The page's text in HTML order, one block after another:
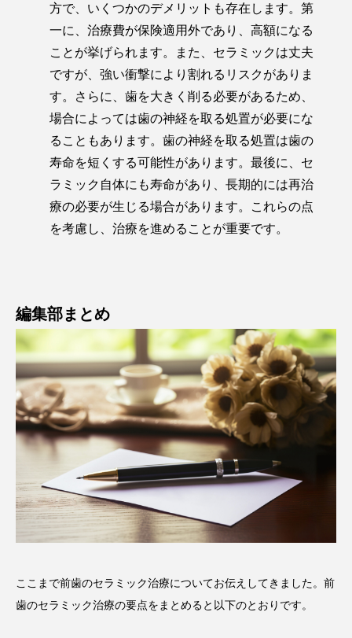
方で、いくつかのデメリットも存在します。第
一に、治療費が保険適用外であり、高額になる
ことが挙げられます。また、セラミックは丈夫
ですが、強い衝撃により割れるリスクがありま
す。さらに、歯を大きく削る必要があるため、
場合によっては歯の神経を取る処置が必要にな
ることもあります。歯の神経を取る処置は歯の
寿命を短くする可能性があります。最後に、セ
ラミック自体にも寿命があり、長期的には再治
療の必要が生じる場合があります。これらの点
を考慮し、治療を進めることが重要です。
編集部まとめ
ここまで前歯のセラミック治療についてお伝えしてきました。前
歯のセラミック治療の要点をまとめると以下のとおりです。